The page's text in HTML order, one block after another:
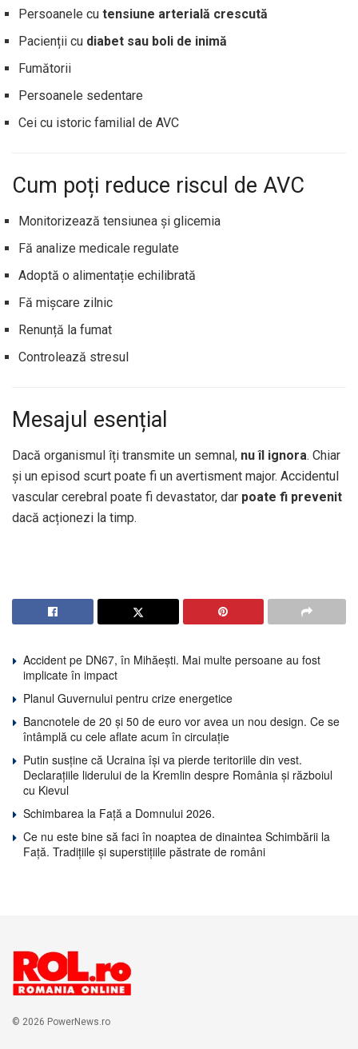
Persoanele cu tensiune arterială crescută
Pacienții cu diabet sau boli de inimă
Fumătorii
Persoanele sedentare
Cei cu istoric familial de AVC
Cum poți reduce riscul de AVC
Monitorizează tensiunea și glicemia
Fă analize medicale regulate
Adoptă o alimentație echilibrată
Fă mișcare zilnic
Renunță la fumat
Controlează stresul
Mesajul esențial
Dacă organismul îți transmite un semnal, nu îl ignora. Chiar
și un episod scurt poate fi un avertisment major. Accidentul
vascular cerebral poate fi devastator, dar poate fi prevenit
dacă acționezi la timp.
Accident pe DN67, în Mihăești. Mai multe persoane au fost
implicate în impact
Planul Guvernului pentru crize energetice
Bancnotele de 20 și 50 de euro vor avea un nou design. Ce se
întâmplă cu cele aflate acum în circulație
Putin susține că Ucraina își va pierde teritoriile din vest.
Declarațiile liderului de la Kremlin despre România și războiul
cu Kievul
Schimbarea la Față a Domnului 2026.
Ce nu este bine să faci în noaptea de dinaintea Schimbării la
Față. Tradițiile și superstițiile păstrate de români
© 2026 PowerNews.ro